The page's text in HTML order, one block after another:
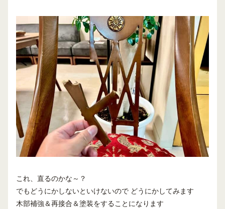
これ、直るのかな～？
でもどうにかしないといけないので どうにかしてみます
木部補強＆再接合＆塗装をすることになります